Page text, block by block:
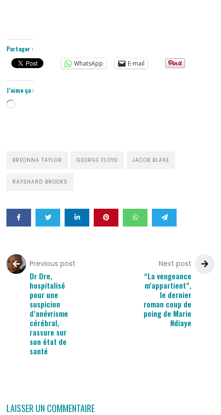
Partager :
WhatsApp
E-mail
J’aime ça :
Chargement…
BREONNA TAYLOR GEORGE FLOYD JACOB BLAKE
RAYSHARD BROOKS
Previous post
Dr Dre,
hospitalisé
pour une
suspicion
d’anévrisme
cérébral,
rassure sur
son état de
santé
Next post
“La vengeance
m’appartient”,
le dernier
roman coup de
poing de Marie
Ndiaye
LAISSER UN COMMENTAIRE